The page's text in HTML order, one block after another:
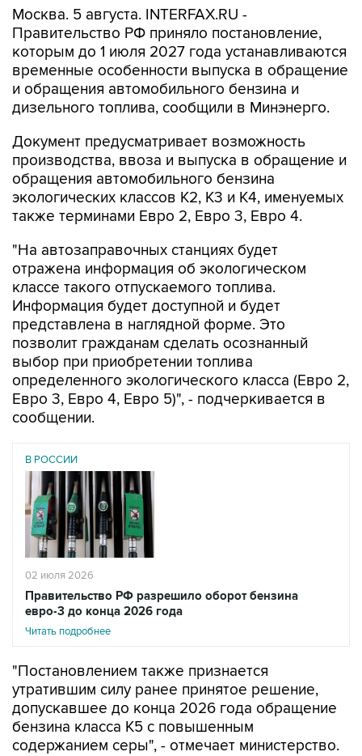
Москва. 5 августа. INTERFAX.RU -
Правительство РФ приняло постановление,
которым до 1 июля 2027 года устанавливаются
временные особенности выпуска в обращение
и обращения автомобильного бензина и
дизельного топлива, сообщили в Минэнерго.
Документ предусматривает возможность
производства, ввоза и выпуска в обращение и
обращения автомобильного бензина
экологических классов К2, К3 и К4, именуемых
также терминами Евро 2, Евро 3, Евро 4.
"На автозаправочных станциях будет
отражена информация об экологическом
классе такого отпускаемого топлива.
Информация будет доступной и будет
представлена в наглядной форме. Это
позволит гражданам сделать осознанный
выбор при приобретении топлива
определенного экологического класса (Евро 2,
Евро 3, Евро 4, Евро 5)", - подчеркивается в
сообщении.
В РОССИИ
02 июля 2026
Правительство РФ разрешило оборот бензина
евро-3 до конца 2026 года
Читать подробнее
"Постановлением также признается
утратившим силу ранее принятое решение,
допускавшее до конца 2026 года обращение
бензина класса К5 с повышенным
содержанием серы", - отмечает министерство.